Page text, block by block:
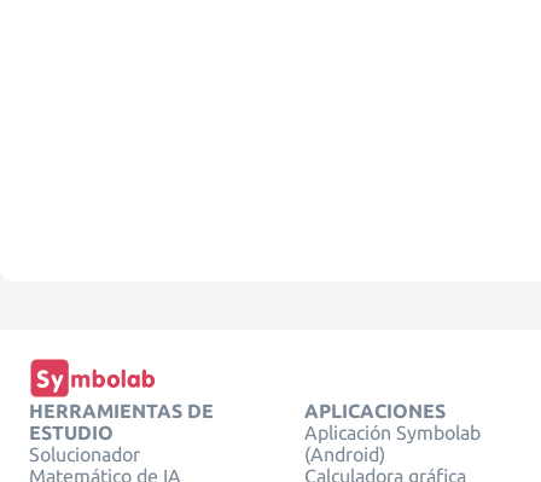
HERRAMIENTAS DE
ESTUDIO
Solucionador
Matemático de IA
APLICACIONES
Aplicación Symbolab
(Android)
Calculadora gráfica